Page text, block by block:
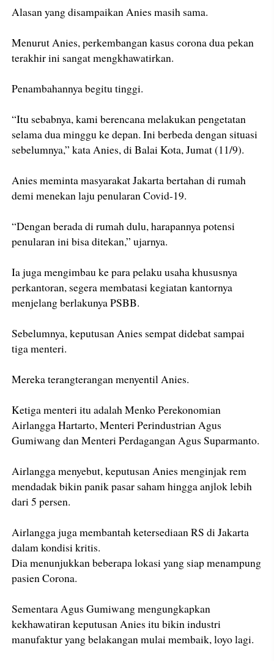
Alasan yang disampaikan Anies masih sama.
Menurut Anies, perkembangan kasus corona dua pekan
terakhir ini sangat mengkhawatirkan.
Penambahannya begitu tinggi.
“Itu sebabnya, kami berencana melakukan pengetatan
selama dua minggu ke depan. Ini berbeda dengan situasi
sebelumnya,” kata Anies, di Balai Kota, Jumat (11/9).
Anies meminta masyarakat Jakarta bertahan di rumah
demi menekan laju penularan Covid-19.
“Dengan berada di rumah dulu, harapannya potensi
penularan ini bisa ditekan,” ujarnya.
Ia juga mengimbau ke para pelaku usaha khususnya
perkantoran, segera membatasi kegiatan kantornya
menjelang berlakunya PSBB.
Sebelumnya, keputusan Anies sempat didebat sampai
tiga menteri.
Mereka terang­terangan menyentil Anies.
Ketiga menteri itu adalah Menko Perekonomian
Airlangga Hartarto, Menteri Perindustrian Agus
Gumiwang dan Menteri Perdagangan Agus Suparmanto.
Airlangga menyebut, keputusan Anies menginjak rem
mendadak bikin panik pasar saham hingga anjlok lebih
dari 5 persen.
Airlangga juga membantah ketersediaan RS di Jakarta
dalam kondisi kritis.
Dia menunjukkan beberapa lokasi yang siap menampung
pasien Corona.
Sementara Agus Gumiwang mengungkapkan
kekhawatiran keputusan Anies itu bikin industri
manufaktur yang belakangan mulai membaik, loyo lagi.